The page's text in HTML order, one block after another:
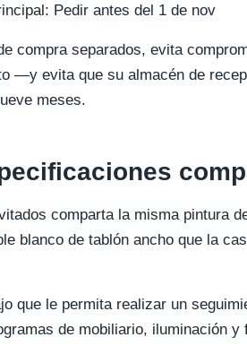
Pedir antes del 1 de nov
compra separados, evita
—y evita que su almacén de
meses.
comparta la misma pintura
blanco de tablón ancho que la
que le permita realizar un
de mobiliario, iluminación